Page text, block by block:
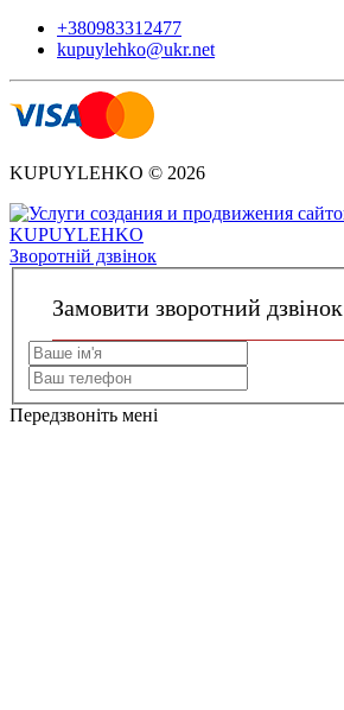
+380983312477
kupuylehko@ukr.net
KUPUYLEHKO © 2026
Зворотній дзвінок
Замовити зворотний дзвінок
Передзвоніть мені